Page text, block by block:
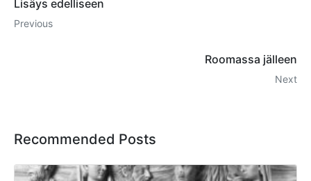
Lisäys edelliseen
Previous
Roomassa jälleen
Next
Recommended Posts